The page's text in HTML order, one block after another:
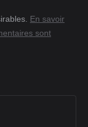
En savoir
sont